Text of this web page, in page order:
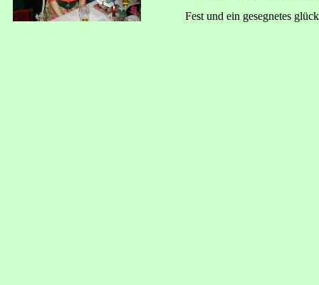
Fest und ein gesegnetes